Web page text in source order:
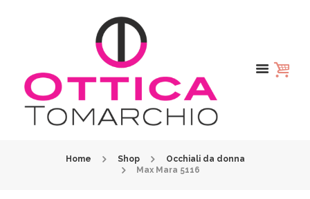
Home Shop
Occhiali da donna
Max Mara 5116